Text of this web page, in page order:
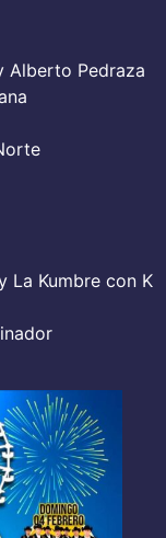
Alberto Pedraza
La Kumbre con K